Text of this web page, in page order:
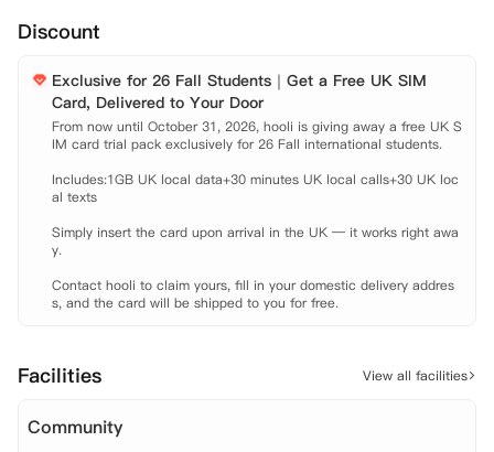
公寓内部设施齐全，包括全包水电费、WiFi、自习室、联合办公空间、公
走出家门，住户就身处咖啡馆、商店、餐厅、文化场所、夜生活场所和交
通枢纽附近，方便住户去上课、与朋友见面或探索城市。
Clarendon Street 公寓私密、实用且地理位置优越，是诺丁汉近在咫尺
的学生的理想之选。
Discount
Exclusive for 26 Fall Students｜Get a Free UK SIM
Card, Delivered to Your Door
From now until October 31, 2026, hooli is giving away a free UK S
IM card trial pack exclusively for 26 Fall international students.
Includes:1GB UK local data+30 minutes UK local calls+30 UK loc
al texts
Simply insert the card upon arrival in the UK — it works right awa
y.
Contact hooli to claim yours, fill in your domestic delivery addres
s, and the card will be shipped to you for free.
Facilities View all facilities
Community